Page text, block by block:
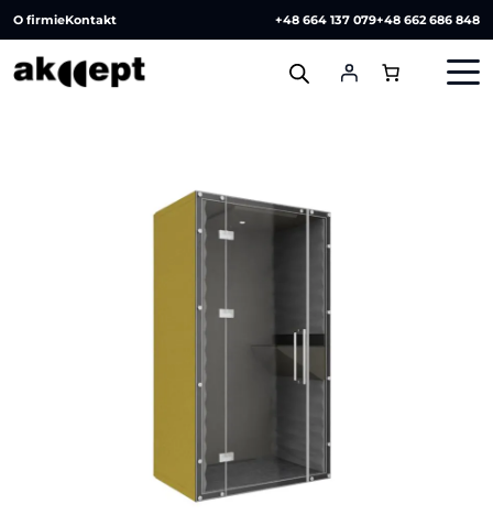
O firmieKontakt +48 664 137 079+48 662 686 848